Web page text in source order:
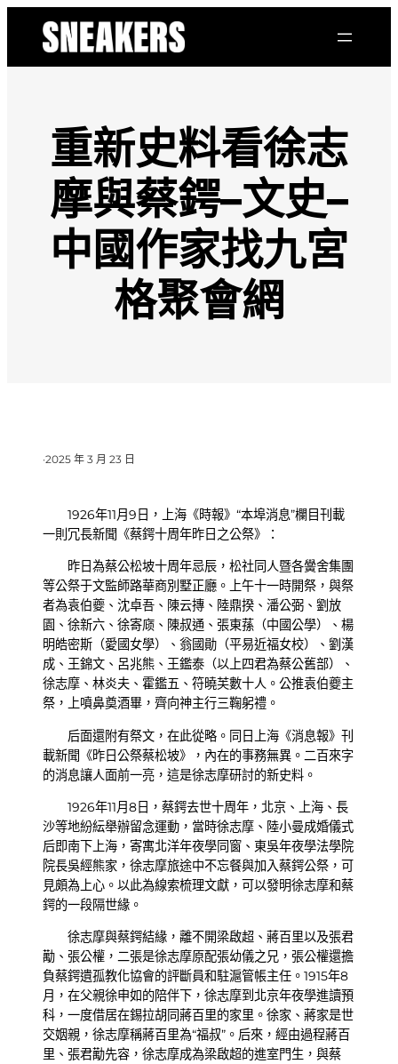
重新史料看徐志
摩與蔡鍔–文史–
中國作家找九宮
格聚會網
·2025 年 3 月 23 日
1926年11月9日，上海《時報》“本埠消息”欄目刊載
一則冗長新聞《蔡鍔十周年昨日之公祭》：
昨日為蔡公松坡十周年忌辰，松社同人暨各黌舍集團
等公祭于文監師路華商別墅正廳。上午十一時開祭，與祭
者為袁伯夔、沈卓吾、陳云摶、陸鼎揆、潘公弼、劉放
園、徐新六、徐寄庼、陳叔通、張東蓀（中國公學）、楊
明皓密斯（愛國女學）、翁國勛（平易近福女校）、劉漢
成、王錦文、呂兆熊、王鑑泰（以上四君為蔡公舊部）、
徐志摩、林炎夫、霍鑑五、符曉芙數十人。公推袁伯夔主
祭，上噴鼻奠酒畢，齊向神主行三鞠躬禮。
后面還附有祭文，在此從略。同日上海《消息報》刊
載新聞《昨日公祭蔡松坡》，內在的事務無異。二百來字
的消息讓人面前一亮，這是徐志摩研討的新史料。
1926年11月8日，蔡鍔去世十周年，北京、上海、長
沙等地紛紜舉辦留念運動，當時徐志摩、陸小曼成婚儀式
后即南下上海，寄寓北洋年夜學同窗、東吳年夜學法學院
院長吳經熊家，徐志摩旅途中不忘餐與加入蔡鍔公祭，可
見頗為上心。以此為線索梳理文獻，可以發明徐志摩和蔡
鍔的一段隔世緣。
徐志摩與蔡鍔結緣，離不開梁啟超、蔣百里以及張君
勱、張公權，二張是徐志摩原配張幼儀之兄，張公權還擔
負蔡鍔遺孤教化協會的評斷員和駐滬管帳主任。1915年8
月，在父親徐申如的陪伴下，徐志摩到北京年夜學進讀預
科，一度借居在錫拉胡同蔣百里的家里。徐家、蔣家是世
交姻親，徐志摩稱蔣百里為“福叔”。后來，經由過程蔣百
里、張君勱先容，徐志摩成為梁啟超的進室門生，與蔡